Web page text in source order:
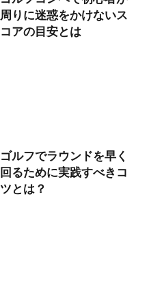
周りに迷惑をかけないス
コアの目安とは
ゴルフでラウンドを早く
回るために実践すべきコ
ツとは？